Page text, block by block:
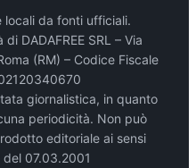
da fonti ufficiali.
DADAFREE SRL – Via
(RM) – Codice Fiscale
giornalistica, in quanto
periodicità. Non può
editoriale ai sensi
07.03.2001